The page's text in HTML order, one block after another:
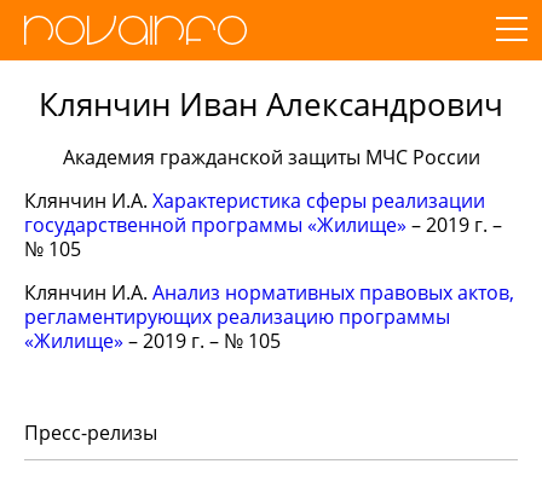
Клянчин Иван Александрович
Академия гражданской защиты МЧС России
Клянчин И.А. Характеристика сферы реализации
государственной программы «Жилище» – 2019 г. –
№ 105
Клянчин И.А. Анализ нормативных правовых актов,
регламентирующих реализацию программы
«Жилище» – 2019 г. – № 105
Пресс-релизы